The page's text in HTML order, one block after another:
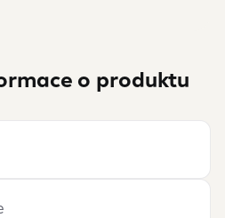
o produktu